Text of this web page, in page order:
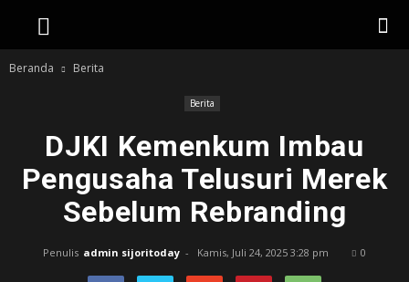
Beranda Berita
Berita
DJKI Kemenkum Imbau
Pengusaha Telusuri Merek
Sebelum Rebranding
Penulis admin sijoritoday - Kamis, Juli 24, 2025 3:28 pm 0